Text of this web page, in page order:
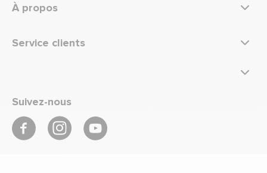
À propos
Service clients
Suivez-nous